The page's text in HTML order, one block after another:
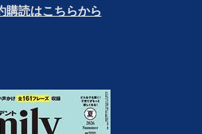
購読はこちらから